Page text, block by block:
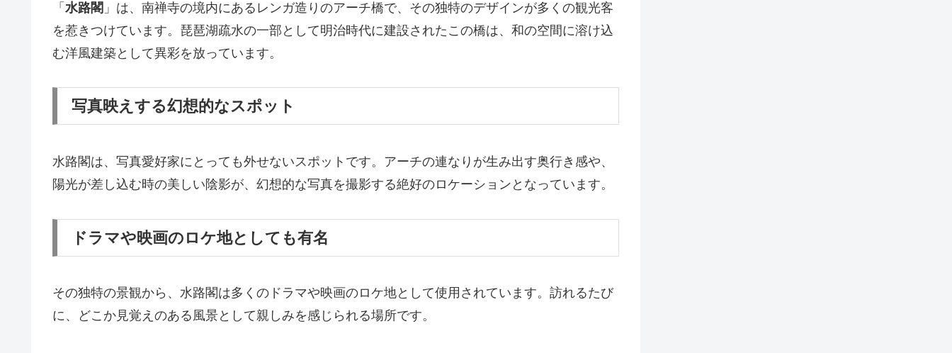
「 水路閣 」は、南禅寺の境内にあるレンガ造りのアーチ橋で、その独特のデザインが多くの観光客
を惹きつけています。琵琶湖疏水の一部として明治時代に建設されたこの橋は、和の空間に溶け込
む洋風建築として異彩を放っています。
写真映えする幻想的なスポット
水路閣は、写真愛好家にとっても外せないスポットです。アーチの連なりが生み出す奥行き感や、
陽光が差し込む時の美しい陰影が、幻想的な写真を撮影する絶好のロケーションとなっています。
ドラマや映画のロケ地としても有名
その独特の景観から、水路閣は多くのドラマや映画のロケ地として使用されています。訪れるたび
に、どこか見覚えのある風景として親しみを感じられる場所です。